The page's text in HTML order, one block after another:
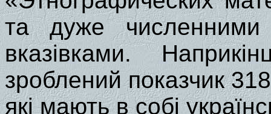
та дуже численними
вказівками.
зроблений показчик
які мають в собі